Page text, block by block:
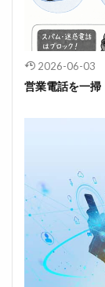
2026-06-03
営業電話を一